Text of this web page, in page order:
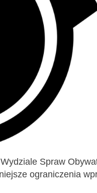
Spraw
ograniczenia